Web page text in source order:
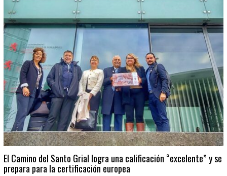
El Camino del Santo Grial logra una calificación “excelente” y se
prepara para la certificación europea